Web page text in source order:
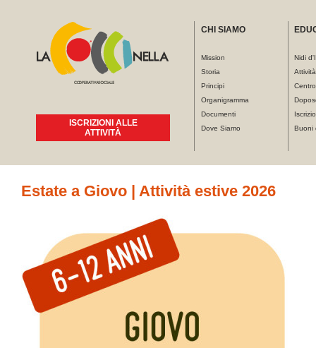
ISCRIZIONI ALLE
ATTIVITÀ
CHI SIAMO
Mission
Storia
Principi
Organigramma
Documenti
Dove Siamo
Nidi
Buoni
Tu sei qui
Estate a Giovo | Attività estive 2026